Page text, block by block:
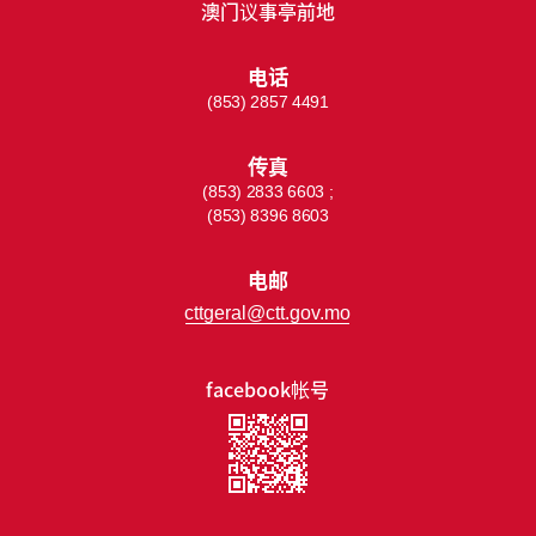
facebook帐号
澳门议事亭前地
电话
(853) 2857 4491
传真
(853) 2833 6603 ;
(853) 8396 8603
电邮
cttgeral@ctt.gov.mo